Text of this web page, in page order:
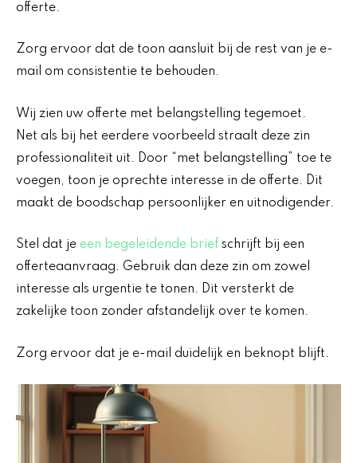
offerte.
Zorg ervoor dat de toon aansluit bij de rest van je e-
mail om consistentie te behouden.
Wij zien uw offerte met belangstelling tegemoet.
Net als bij het eerdere voorbeeld straalt deze zin
professionaliteit uit. Door “met belangstelling” toe te
voegen, toon je oprechte interesse in de offerte. Dit
maakt de boodschap persoonlijker en uitnodigender.
Stel dat je een begeleidende brief schrijft bij een
offerteaanvraag. Gebruik dan deze zin om zowel
interesse als urgentie te tonen. Dit versterkt de
zakelijke toon zonder afstandelijk over te komen.
Zorg ervoor dat je e-mail duidelijk en beknopt blijft.